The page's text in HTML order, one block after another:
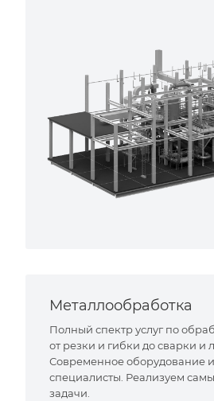
Металлообработка
Полный спектр услуг по
от резки и гибки до сварки и
Современное оборудование
специалисты. Реализуем
задачи.